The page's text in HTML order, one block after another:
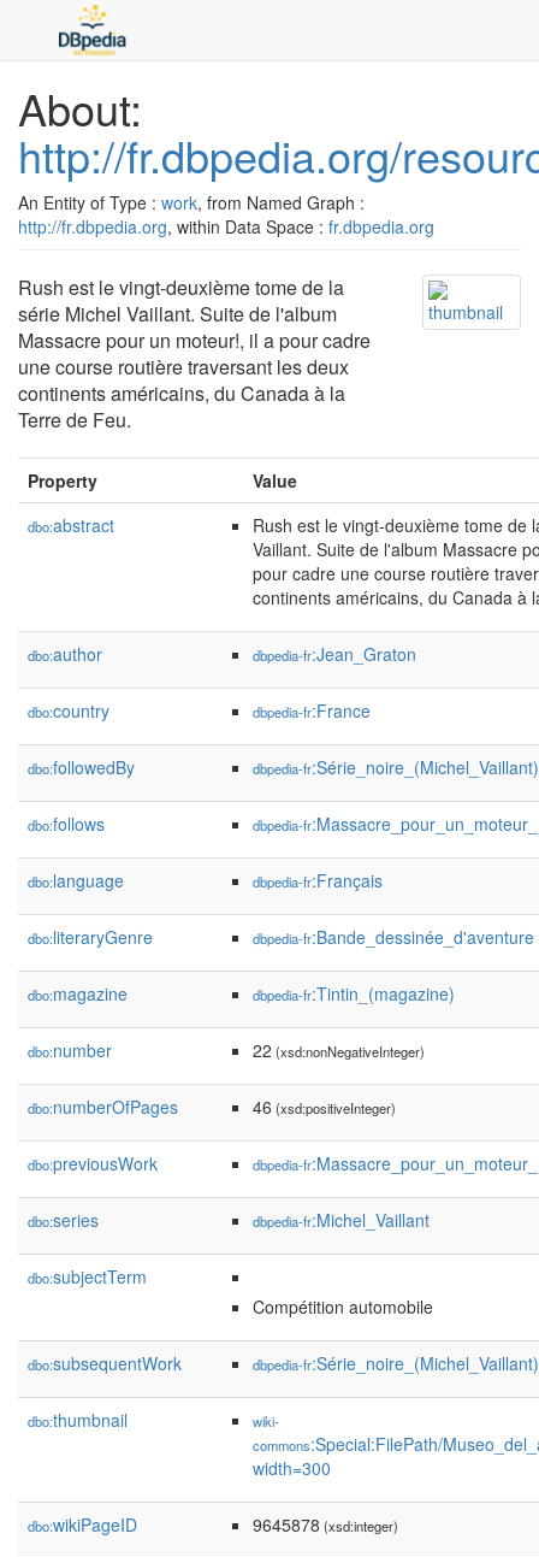
About:
http://fr.dbpedia.org/
An Entity of Type : work, from Named Graph :
http://fr.dbpedia.org, within Data Space : fr.dbpedia.org
Rush est le vingt-deuxième tome de la
série Michel Vaillant. Suite de l'album
Massacre pour un moteur!, il a pour cadre
une course routière traversant les deux
continents américains, du Canada à la
Terre de Feu.
Property Value
dbo:abstract
Rush est le vingt-deuxième tome de
Vaillant. Suite de l'album Massacre
pour cadre une course routière
continents américains, du Canada à
dbo:author dbpedia-fr:Jean_Graton
dbo:country dbpedia-fr:France
dbo:followedBy dbpedia-fr:Série_noire_(Michel_Vaillant)
dbo:follows dbpedia-fr
dbo:language dbpedia-fr:Français
dbo:literaryGenre dbpedia-fr:Bande_dessinée_d'aventure
dbo:magazine dbpedia-fr:Tintin_(magazine)
dbo:number 22 (xsd:nonNegativeInteger)
dbo:numberOfPages 46 (xsd:positiveInteger)
dbo:previousWork dbpedia-fr
dbo:series dbpedia-fr:Michel_Vaillant
dbo:subjectTerm
Compétition automobile
dbo:subsequentWork dbpedia-fr:Série_noire_(Michel_Vaillant)
dbo:thumbnail
wiki-
commons:Special:FilePath/
width=300
dbo:wikiPageID 9645878 (xsd:integer)